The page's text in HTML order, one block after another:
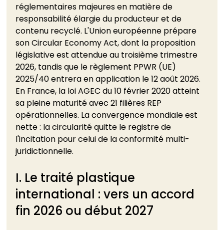
réglementaires majeures en matière de
responsabilité élargie du producteur et de
contenu recyclé. L'Union européenne prépare
son Circular Economy Act, dont la proposition
législative est attendue au troisième trimestre
2026, tandis que le règlement PPWR (UE)
2025/40 entrera en application le 12 août 2026.
En France, la loi AGEC du 10 février 2020 atteint
sa pleine maturité avec 21 filières REP
opérationnelles. La convergence mondiale est
nette : la circularité quitte le registre de
l'incitation pour celui de la conformité multi-
juridictionnelle.
I. Le traité plastique
international : vers un accord
fin 2026 ou début 2027